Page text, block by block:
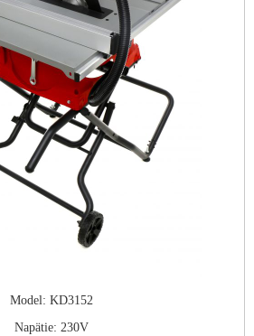
Model: KD3152
Napätie: 230V